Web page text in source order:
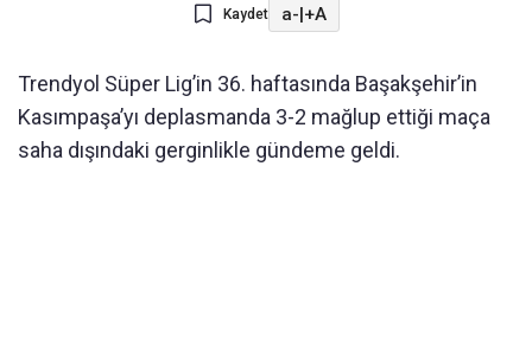
Kaydet a-|+A
Trendyol Süper Lig’in 36. haftasında Başakşehir’in
Kasımpaşa’yı deplasmanda 3-2 mağlup ettiği maça
saha dışındaki gerginlikle gündeme geldi.